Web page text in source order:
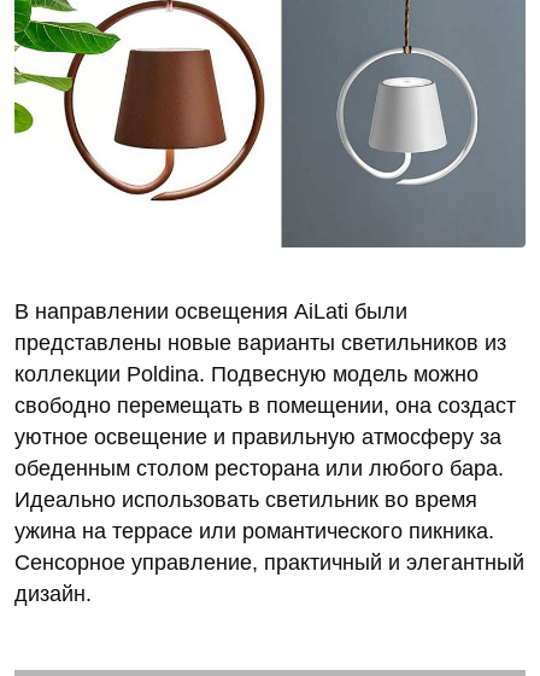
В направлении освещения AiLati были
представлены новые варианты светильников из
коллекции Poldina. Подвесную модель можно
свободно перемещать в помещении, она создаст
уютное освещение и правильную атмосферу за
обеденным столом ресторана или любого бара.
Идеально использовать светильник во время
ужина на террасе или романтического пикника.
Сенсорное управление, практичный и элегантный
дизайн.